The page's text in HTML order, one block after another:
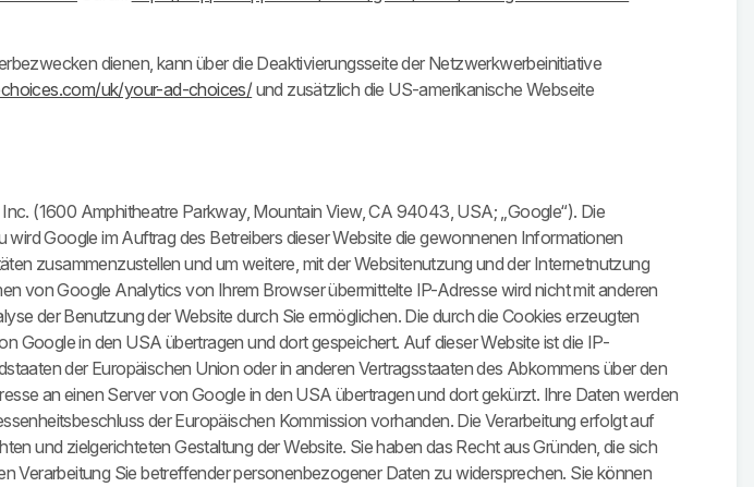
dienen, kann über die Deaktivierungsseite der Netzwerkwerbeinitiative
uk/your-ad-choices/und zusätzlich die US-amerikanische Webseite
(1600 Amphitheatre Parkway, Mountain View, CA 94043, USA; „Google“). Die
Google im Auftrag des Betreibers dieser Website die gewonnenen Informationen
zusammenzustellen und um weitere, mit der Websitenutzung und der Internetnutzung
von Google Analytics von Ihrem Browser übermittelte IP-Adresse wird nicht mit anderen
der Benutzung der Website durch Sie ermöglichen. Die durch die Cookies erzeugten
Google in den USA übertragen und dort gespeichert. Auf dieser Website ist die IP-
der Europäischen Union oder in anderen Vertragsstaaten des Abkommens über den
an einen Server von Google in den USA übertragen und dort gekürzt. Ihre Daten werden
der Europäischen Kommission vorhanden. Die Verarbeitung erfolgt auf
und zielgerichteten Gestaltung der Website. Sie haben das Recht aus Gründen, die sich
Verarbeitung Sie betreffender personenbezogener Daten zu widersprechen. Sie können